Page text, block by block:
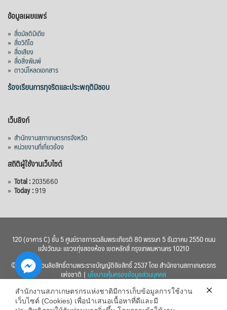
ข้อมูลเผยแพร่
» สื่อมัลติมีเดีย
» สื่อวิดีโอ
» สื่อเสียง
» สื่อสิ่งพิมพ์
» ดาวน์โหลดเอกสาร
ร้องเรียนการทุจริตและประพฤติมิชอบ
เว็บลิงก์
» สำนักงานสภาเกษตรกรจังหวัด
» หน่วยงานที่เกี่ยวข้อง
สถิติผู้ใช้งานเว็บไซต์
» Total :2035660
» Today :919
120 (อาคาร C) ชั้น 5 ศูนย์ราชการเฉลิมพระเกียรติ 80 พรรษา 5 ธันวาคม 2550 ถนน
แจ้งวัฒนะ แขวงทุ่งสองห้อง เขตหลักสี่ กรุงเทพมหานคร 10210
© 2560 สงวนลิขสิทธิ์ตามพระราชบัญญัติลิขสิทธิ์ 2537 โดย สำนักงานสภาเกษตรกร
แห่งชาติ | นโยบายคุ้มครองข้อมูลส่วนบุคคล
สำนักงานสภาเกษตรกรแห่งชาติมีการเก็บข้อมูลการใช้งาน
เว็บไซต์ (Cookies) เพื่อนำเสนอเนื้อหาที่ดีและมี